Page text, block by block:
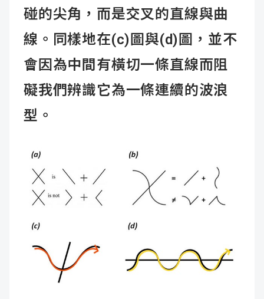
碰的尖角，而是交叉的直線與曲
線。同樣地在(c)圖與(d)圖，並不
會因為中間有橫切一條直線而阻
礙我們辨識它為一條連續的波浪
型。